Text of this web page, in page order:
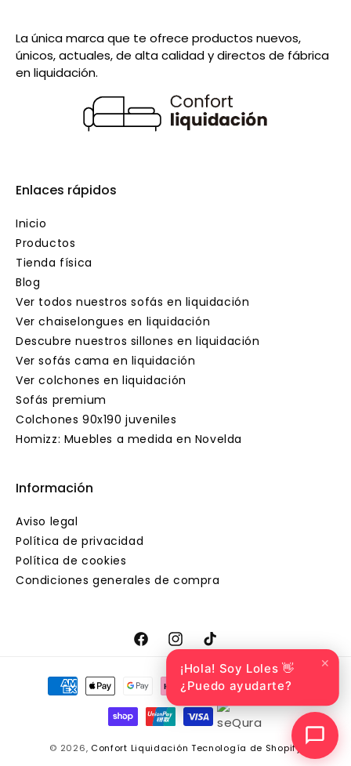
La única marca que te ofrece productos nuevos,
únicos, actuales, de alta calidad y directos de fábrica
en liquidación.
Enlaces rápidos
Inicio
Productos
Tienda física
Blog
Ver todos nuestros sofás en liquidación
Ver chaiselongues en liquidación
Descubre nuestros sillones en liquidación
Ver sofás cama en liquidación
Ver colchones en liquidación
Sofás premium
Colchones 90x190 juveniles
Homizz: Muebles a medida en Novelda
Información
Aviso legal
Política de privacidad
Política de cookies
Condiciones generales de compra
FacebookInstagram
TikTok
Formas
© 2026, Confort Liquidación Tecnología de Shopify
¡Hola! Soy Loles 👋
¿Puedo ayudarte?
✕